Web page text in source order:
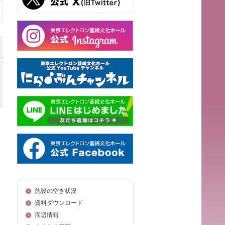
施設の空き状況
資料ダウンロード
周辺情報